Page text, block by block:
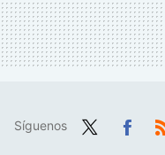
Síguenos